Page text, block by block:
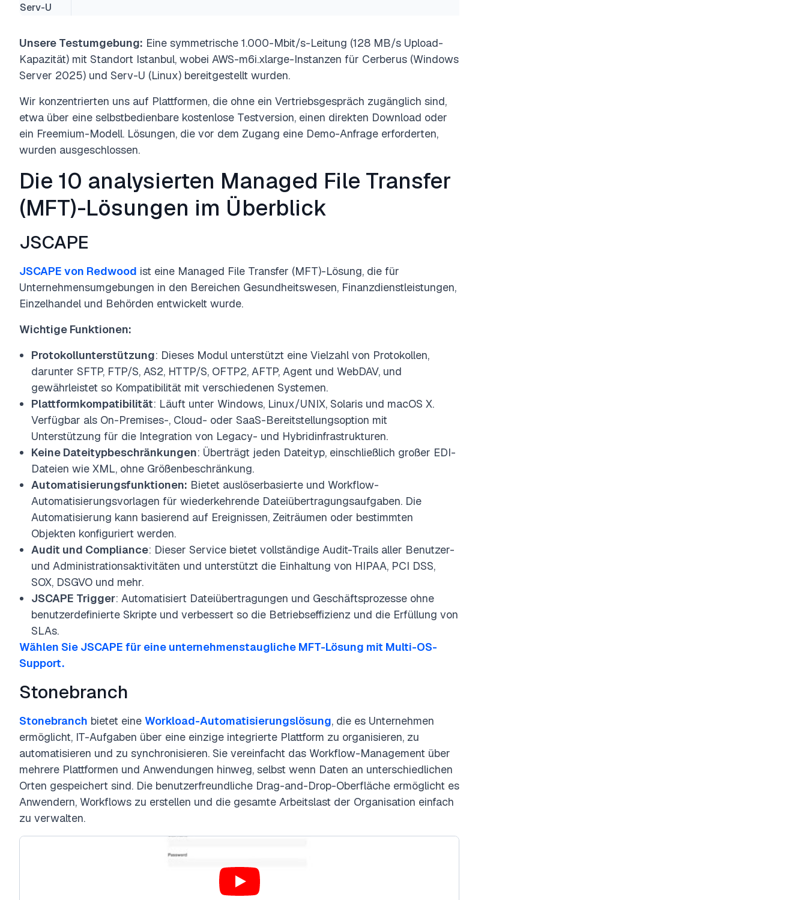
Serv-U
Unsere Testumgebung: Eine symmetrische 1.000-Mbit/s-Leitung (128 MB/s Upload-
Kapazität) mit Standort Istanbul, wobei AWS-m6i.xlarge-Instanzen für Cerberus (Windows
Server 2025) und Serv-U (Linux) bereitgestellt wurden.
Wir konzentrierten uns auf Plattformen, die ohne ein Vertriebsgespräch zugänglich sind,
etwa über eine selbstbedienbare kostenlose Testversion, einen direkten Download oder
ein Freemium-Modell. Lösungen, die vor dem Zugang eine Demo-Anfrage erforderten,
wurden ausgeschlossen.
Die 10 analysierten Managed File Transfer
(MFT)-Lösungen im Überblick
JSCAPE
JSCAPE von Redwood ist eine Managed File Transfer (MFT)-Lösung, die für
Unternehmensumgebungen in den Bereichen Gesundheitswesen, Finanzdienstleistungen,
Einzelhandel und Behörden entwickelt wurde.
Wichtige Funktionen:
Protokollunterstützung: Dieses Modul unterstützt eine Vielzahl von Protokollen,
darunter SFTP, FTP/S, AS2, HTTP/S, OFTP2, AFTP, Agent und WebDAV, und
gewährleistet so Kompatibilität mit verschiedenen Systemen.
Plattformkompatibilität: Läuft unter Windows, Linux/UNIX, Solaris und macOS X.
Verfügbar als On-Premises-, Cloud- oder SaaS-Bereitstellungsoption mit
Unterstützung für die Integration von Legacy- und Hybridinfrastrukturen.
Keine Dateitypbeschränkungen: Überträgt jeden Dateityp, einschließlich großer EDI-
Dateien wie XML, ohne Größenbeschränkung.
Automatisierungsfunktionen: Bietet auslöserbasierte und Workflow-
Automatisierungsvorlagen für wiederkehrende Dateiübertragungsaufgaben. Die
Automatisierung kann basierend auf Ereignissen, Zeiträumen oder bestimmten
Objekten konfiguriert werden.
Audit und Compliance: Dieser Service bietet vollständige Audit-Trails aller Benutzer-
und Administrationsaktivitäten und unterstützt die Einhaltung von HIPAA, PCI DSS,
SOX, DSGVO und mehr.
JSCAPE Trigger: Automatisiert Dateiübertragungen und Geschäftsprozesse ohne
benutzerdefinierte Skripte und verbessert so die Betriebseffizienz und die Erfüllung von
SLAs.
Wählen Sie JSCAPE für eine unternehmenstaugliche MFT-Lösung mit Multi-OS-
Support.
Stonebranch
Stonebranch bietet eine Workload-Automatisierungslösung, die es Unternehmen
ermöglicht, IT-Aufgaben über eine einzige integrierte Plattform zu organisieren, zu
automatisieren und zu synchronisieren. Sie vereinfacht das Workflow-Management über
mehrere Plattformen und Anwendungen hinweg, selbst wenn Daten an unterschiedlichen
Orten gespeichert sind. Die benutzerfreundliche Drag-and-Drop-Oberfläche ermöglicht es
Anwendern, Workflows zu erstellen und die gesamte Arbeitslast der Organisation einfach
zu verwalten.